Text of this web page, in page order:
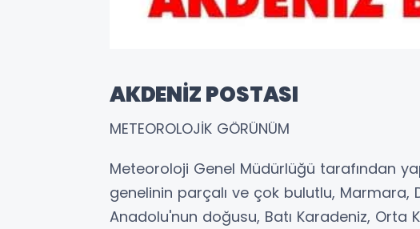
AKDENİZ POSTASI
METEOROLOJİK GÖRÜNÜM
Meteoroloji Genel Müdürlüğü tarafından
genelinin parçalı ve çok bulutlu, Marmara,
Anadolu'nun doğusu, Batı Karadeniz, Orta